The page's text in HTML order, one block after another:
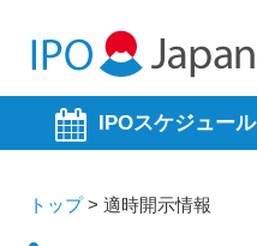
IPOスケジュール
トップ> 適時開示情報